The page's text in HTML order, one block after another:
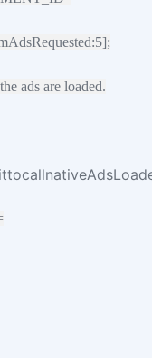
ads are loaded.